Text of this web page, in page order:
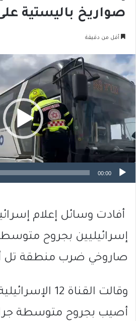
صواريخ باليستية
أقل من دقيقة
مشغل
الفيديو
00:00
أفادت وسائل إعلام
إسرائيليين بجروح
صاروخي ضرب منطقة تل
وقالت القناة 12
أصيب بجروح متوسطة